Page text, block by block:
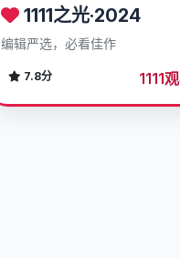
1111之光·2024
编辑严选，必看佳作
7.8分 1111